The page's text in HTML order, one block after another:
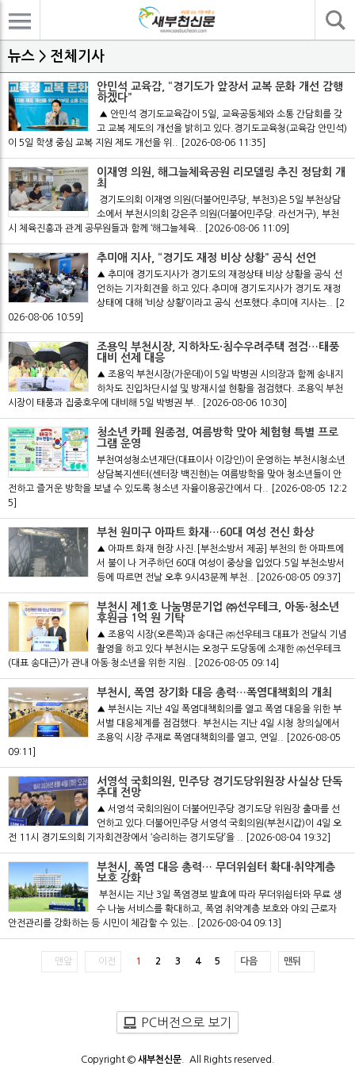
뉴스 > 전체기사
안민석 교육감, “경기도가 앞장서 교복 문화 개선 감행
하겠다”
▲ 안민석 경기도교육감이 5일, 교육공동체와 소통 간담회를 갖
고 교복 제도의 개선을 밝히고 있다.경기도교육청(교육감 안민석)
이 5일 학생 중심 교복 지원 제도 개선을 위..
[2026-08-06 11:35]
이재영 의원, 해그늘체육공원 리모델링 추진 정담회 개
최
경기도의회 이재영 의원(더불어민주당, 부천3)은 5일 부천상담
소에서 부천시의회 강은주 의원(더불어민주당. 라선거구), 부천
시 체육진흥과 관계 공무원들과 함께 ‘해그늘체육..
[2026-08-06 11:09]
추미애 지사, “경기도 재정 비상 상황” 공식 선언
▲ 추미애 경기도지사가 경기도의 재정상태 비상 상황을 공식 선
언하는 기자회견을 하고 있다.추미애 경기도지사가 경기도 재정
상태에 대해 ‘비상 상황’이라고 공식 선포했다.추미애 지사는..
[2
026-08-06 10:59]
조용익 부천시장, 지하차도·침수우려주택 점검…태풍
대비 선제 대응
▲ 조용익 부천시장(가운데)이 5일 박병권 시의장과 함께 송내지
하차도 진입차단시설 및 방재시설 현황을 점검했다. 조용익 부천
시장이 태풍과 집중호우에 대비해 5일 박병권 부..
[2026-08-06 10:30]
청소년 카페 원종점, 여름방학 맞아 체험형 특별 프로
그램 운영
부천여성청소년재단(대표이사 이강인)이 운영하는 부천시청소년
상담복지센터(센터장 백진현)는 여름방학을 맞아 청소년들이 안
전하고 즐거운 방학을 보낼 수 있도록 청소년 자율이용공간에서 다..
[2026-08-05 12:2
5]
부천 원미구 아파트 화재…60대 여성 전신 화상
▲ 아파트 화재 현장 사진.[부천소방서 제공] 부천의 한 아파트에
서 불이 나 거주하던 60대 여성이 중상을 입었다.5일 부천소방서
등에 따르면 전날 오후 9시43분께 부천..
[2026-08-05 09:37]
부천시 제1호 나눔명문기업 ㈜선우테크, 아동·청소년
후원금 1억 원 기탁
▲ 조용익 시장(오른쪽)과 송대근 ㈜선우테크 대표가 전달식 기념
촬영을 하고 있다 부천시는 오정구 도당동에 소재한 ㈜선우테크
(대표 송대근)가 관내 아동·청소년을 위한 지원..
[2026-08-05 09:14]
부천시, 폭염 장기화 대응 총력…폭염대책회의 개최
▲ 부천시는 지난 4일 폭염대책회의를 열고 폭염 대응을 위한 부
서별 대응체계를 점검했다. 부천시는 지난 4일 시청 창의실에서
조용익 시장 주재로 폭염대책회의를 열고, 연일..
[2026-08-05
09:11]
서영석 국회의원, 민주당 경기도당위원장 사실상 단독
추대 전망
▲ 서영석 국회의원이 더불어민주당 경기도당 위원장 출마를 선
언하고 있다.더불어민주당 서영석 국회의원(부천시갑)이 4일 오
전 11시 경기도의회 기자회견장에서 ‘승리하는 경기도당’을 ..
[2026-08-04 19:32]
부천시, 폭염 대응 총력… 무더위쉼터 확대·취약계층
보호 강화
부천시는 지난 3일 폭염경보 발효에 따라 무더위쉼터와 무료 생
수 나눔 서비스를 확대하고, 폭염 취약계층 보호와 야외 근로자
안전관리를 강화하는 등 시민이 체감할 수 있는..
[2026-08-04 09:13]
맨앞 이전 1 2 3 4 5 다음 맨뒤
PC버전으로 보기
Copyright © 새부천신문. All Rights reserved.